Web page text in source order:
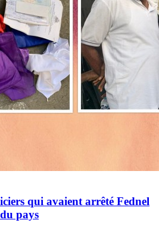
qui avaient arrêté Fednel
pays